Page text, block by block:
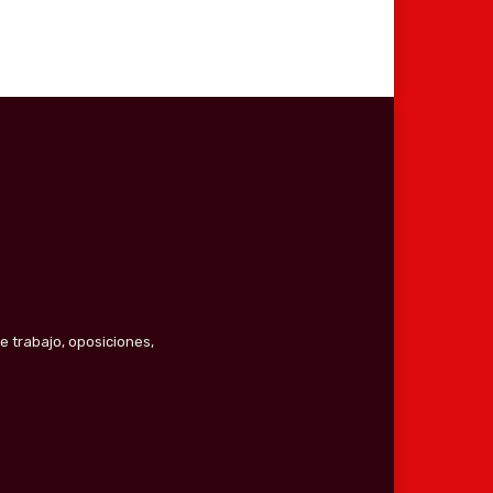
trabajo, oposiciones,